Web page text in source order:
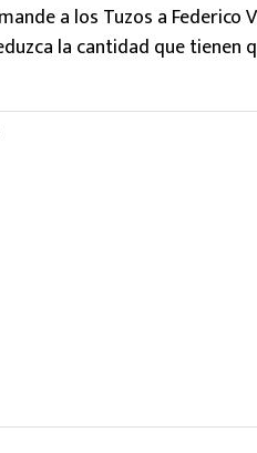
a los Tuzos a Federico
la cantidad que tienen